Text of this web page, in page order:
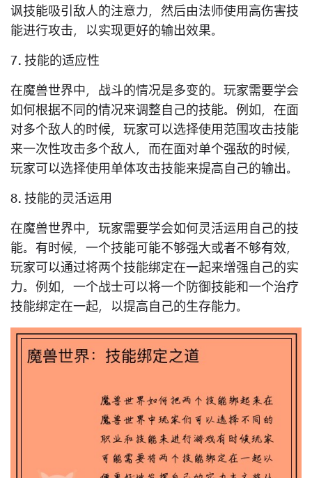
讽技能吸引敌人的注意力，然后由法师使用高伤害技
能进行攻击，以实现更好的输出效果。
7. 技能的适应性
在魔兽世界中，战斗的情况是多变的。玩家需要学会
如何根据不同的情况来调整自己的技能。例如，在面
对多个敌人的时候，玩家可以选择使用范围攻击技能
来一次性攻击多个敌人，而在面对单个强敌的时候，
玩家可以选择使用单体攻击技能来提高自己的输出。
8. 技能的灵活运用
在魔兽世界中，玩家需要学会如何灵活运用自己的技
能。有时候，一个技能可能不够强大或者不够有效，
玩家可以通过将两个技能绑定在一起来增强自己的实
力。例如，一个战士可以将一个防御技能和一个治疗
技能绑定在一起，以提高自己的生存能力。